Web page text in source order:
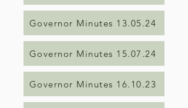
Governor Minutes 13.05.24
Governor Minutes 15.07.24
Governor Minutes 16.10.23